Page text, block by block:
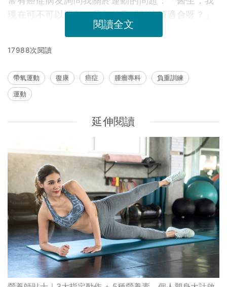
現在可不可以運動？我做什麼運動比較適合呀？」
閱讀全文
17988次閱讀
帶氧運動 復康 癌症 腫瘤專科
負重訓練
運動
延伸閱讀